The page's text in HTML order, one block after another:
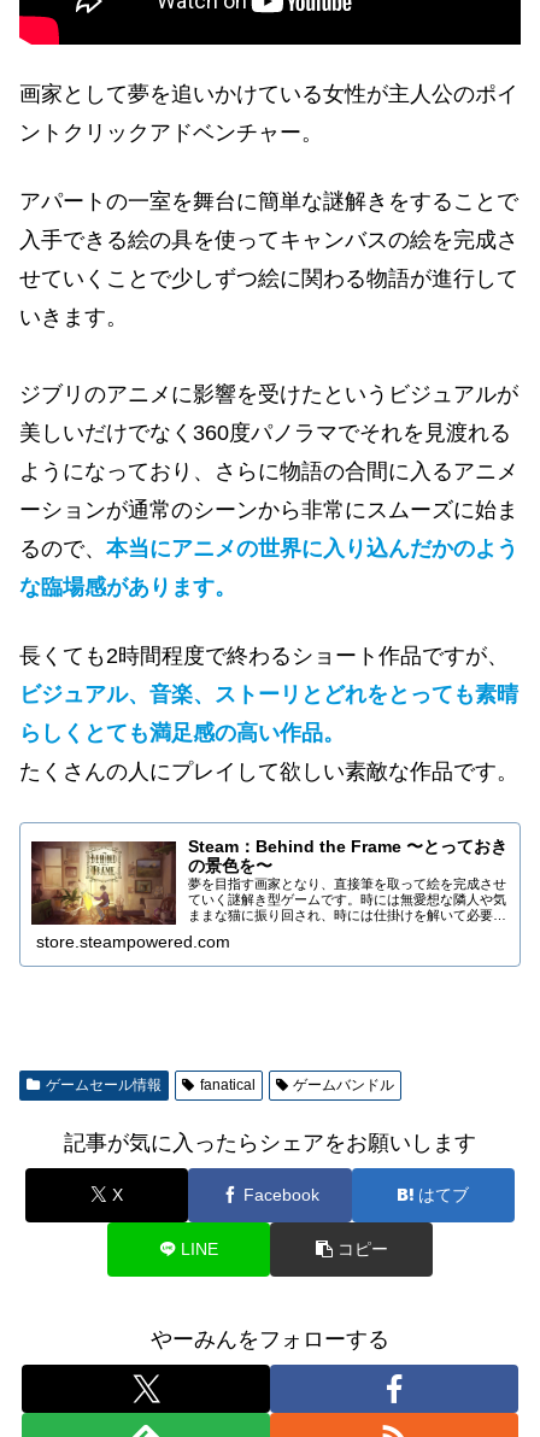
画家として夢を追いかけている女性が主人公のポイ
ントクリックアドベンチャー。
アパートの一室を舞台に簡単な謎解きをすることで
入手できる絵の具を使ってキャンバスの絵を完成さ
せていくことで少しずつ絵に関わる物語が進行して
いきます。
ジブリのアニメに影響を受けたというビジュアルが
美しいだけでなく360度パノラマでそれを見渡れる
ようになっており、さらに物語の合間に入るアニメ
ーションが通常のシーンから非常にスムーズに始ま
るので、 本当にアニメの世界に入り込んだかのよう
な臨場感があります。
長くても2時間程度で終わるショート作品ですが、
ビジュアル、音楽、ストーリとどれをとっても素晴
らしくとても満足感の高い作品。
たくさんの人にプレイして欲しい素敵な作品です。
Steam：Behind the Frame 〜とっておき
の景色を〜
夢を目指す画家となり、直接筆を取って絵を完成させ
ていく謎解き型ゲームです。時には無愛想な隣人や気
ままな猫に振り回され、時には仕掛けを解いて必要な
上で一つに繋がり、キャンバスの向こうにある、あ
store.steampowered.com
ゲームセール情報 fanatical ゲームバンドル
記事が気に入ったらシェアをお願いします
X Facebook はてブ
LINE コピー
やーみんをフォローする